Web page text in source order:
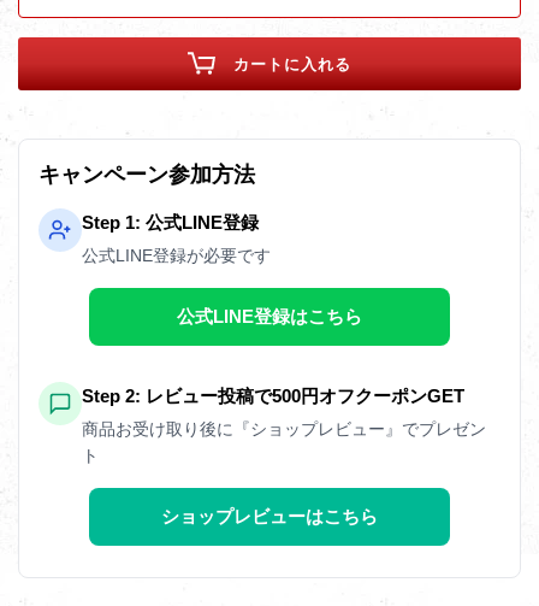
カートに入れる
キャンペーン参加方法
Step 1: 公式LINE登録
公式LINE登録が必要です
公式LINE登録はこちら
Step 2: レビュー投稿で500円オフクーポンGET
商品お受け取り後に『ショップレビュー』でプレゼン
ト
ショップレビューはこちら